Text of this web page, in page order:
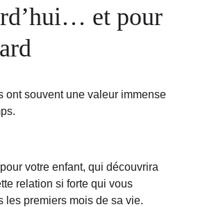
et pour
ont souvent une valeur immense
votre enfant, qui découvrira
relation si forte qui vous
les premiers mois de sa vie.